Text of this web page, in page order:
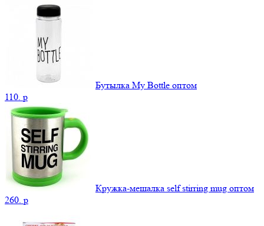
Бутылка My Bottle оптом
110. p
Кружка-мешалка self stirring mug оптом
260. p